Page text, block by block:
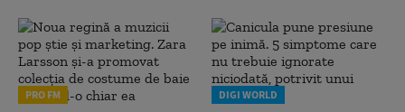
PRO FM DIGI WORLD